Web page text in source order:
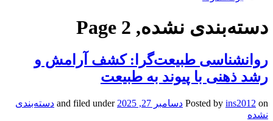
دسته‌بندی نشده, Page 2
روانشناسی طبیعت‌گرا: کشف آرامش و
رشد ذهنی با پیوند به طبیعت
Posted by ins2012 on دسامبر 27, 2025 and filed under دسته‌بندی
نشده